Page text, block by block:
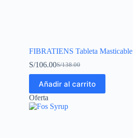
FIBRATIENS Tableta Masticable
S/138.00
S/106.00
Añadir al carrito
Oferta